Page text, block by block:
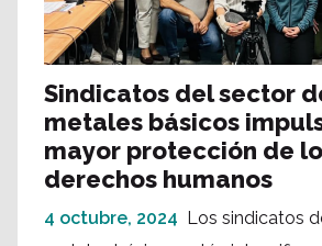
Sindicatos del sector
metales básicos
mayor protección de
derechos humanos
4 octubre, 2024 Los sindicatos